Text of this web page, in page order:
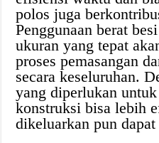
polos juga
Penggunaan berat
ukuran yang tepat
proses pemasangan
secara keseluruhan.
yang diperlukan
konstruksi bisa lebih
dikeluarkan pun